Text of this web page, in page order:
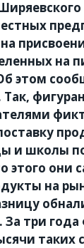
на
этом
и школы
этого они
на
три года
таких